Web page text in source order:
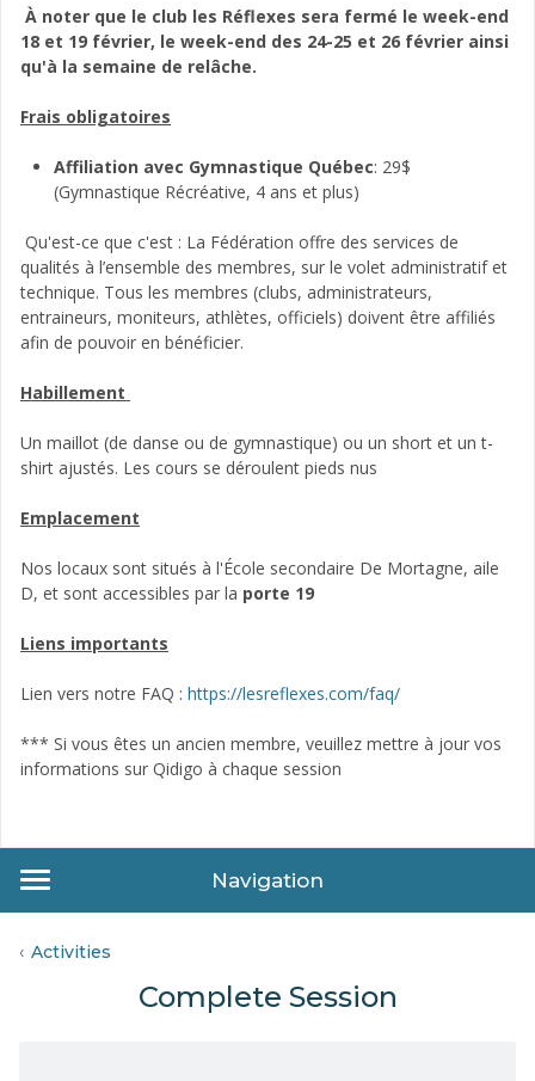
À noter que le club les Réflexes sera fermé le week-end
18 et 19 février, le week-end des 24-25 et 26 février ainsi
qu'à la semaine de relâche.
Frais obligatoires
Affiliation avec Gymnastique Québec: 29$
(Gymnastique Récréative, 4 ans et plus)
Qu'est-ce que c'est : La Fédération offre des services de
qualités à l’ensemble des membres, sur le volet administratif et
technique. Tous les membres (clubs, administrateurs,
entraineurs, moniteurs, athlètes, officiels) doivent être affiliés
afin de pouvoir en bénéficier.
Habillement
Un maillot (de danse ou de gymnastique) ou un short et un t-
shirt ajustés. Les cours se déroulent pieds nus
Emplacement
Nos locaux sont situés à l'École secondaire De Mortagne, aile
D, et sont accessibles par la porte 19
Liens importants
Lien vers notre FAQ : https://lesreflexes.com/faq/
*** Si vous êtes un ancien membre, veuillez mettre à jour vos
informations sur Qidigo à chaque session
Navigation
Activities
Complete Session